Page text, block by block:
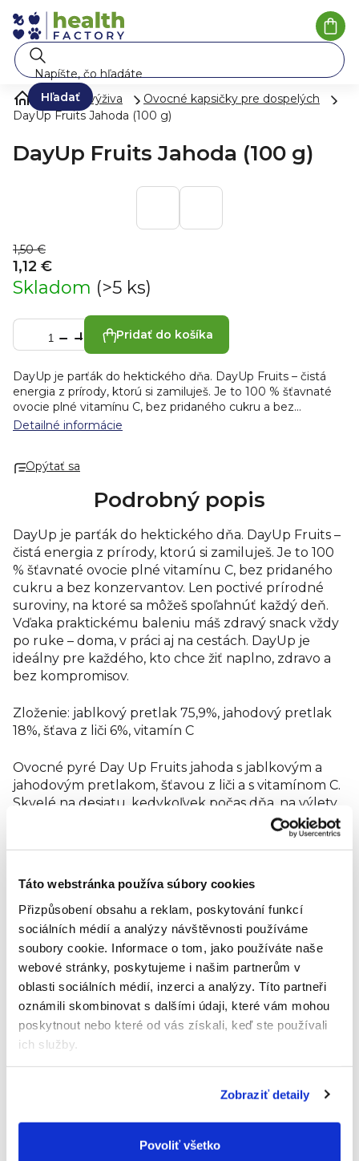
Táto webstránka používa súbory cookies
Přizpůsobení obsahu a reklam, poskytování funkcí
sociálních médií a analýzy návštěvnosti používáme
soubory cookie. Informace o tom, jako používáte naše
webové stránky, poskytujeme i našim partnerům v
oblasti sociálních médií, inzerci a analýzy. Títo partneři
oznámili skombinovat s dalšími údaji, které vám mohou
poskytnout nebo které od vás získali, keď ste používali
ich služby.
Zobraziť detaily
Povoliť všetko
Prejsť
na
obsah
Hľadať
Zdravá výživa
Ovocné kapsičky pre dospelých
DayUp Fruits Jahoda (100 g)
DayUp Fruits Jahoda (100 g)
1,50 €
1,12 €
Skladom (>5 ks)
Pridať do košíka
DayUp je parťák do hektického dňa. DayUp Fruits – čistá
energia z prírody, ktorú si zamiluješ. Je to 100 % šťavnaté
ovocie plné vitamínu C, bez pridaného cukru a bez
konzervantov. Len poctivé prírodné suroviny, na ktoré sa
– doma, v práci aj na cestách. DayUp je ideálny pre každého,
jablkový pretlak 75,9%, jahodový pretlak 18%, šťava z liči 6%,
Ovocné pyré Day Up Fruits jahoda s jablkovým a
jahodovým pretlakom, šťavou z liči a s vitamínom C. Skvelé
na desiatu, kedykoľvek počas dňa, na výlety a turistiku. Bez
pridaného cukru, vegan. Energia 63 kcal / 265 kJ
Tuky 0,4 g
Tuky, z toho nasýtené mastné kyseliny 0,2 g
Sacharidy 14 g
Sacharidy, z toho cukry 11 g
Vláknina 2,8 g
Bielkoviny 0,9 g
Soľ 0,01 g
Vitamín C 15 mg (19 %*)
Detailné informácie
Opýtať sa
Podrobný popis
DayUp je parťák do hektického dňa. DayUp Fruits –
čistá energia z prírody, ktorú si zamiluješ. Je to 100
% šťavnaté ovocie plné vitamínu C, bez pridaného
cukru a bez konzervantov. Len poctivé prírodné
suroviny, na ktoré sa môžeš spoľahnúť každý deň.
Vďaka praktickému baleniu máš zdravý snack vždy
po ruke – doma, v práci aj na cestách. DayUp je
ideálny pre každého, kto chce žiť naplno, zdravo a
bez kompromisov.
Zloženie: jablkový pretlak 75,9%, jahodový pretlak
18%, šťava z liči 6%, vitamín C
Ovocné pyré Day Up Fruits jahoda s jablkovým a
jahodovým pretlakom, šťavou z liči a s vitamínom C.
Skvelé na desiatu, kedykoľvek počas dňa, na výlety
Tuky 0,4 g
Tuky, z toho nasýtené mastné kyseliny 0,2 g
Sacharidy 14 g
Sacharidy, z toho cukry 11 g
Vláknina 2,8 g
Bielkoviny 0,9 g
Soľ 0,01 g
Vitamín C 15 mg (19 %*)
Hodnotenie tovaru
Buďte prvý, kto napíše príspevok k tejto položke.
Len registrovaní používatelia môžu pridávať
prihláste saalebo sa
zaregistrujte.